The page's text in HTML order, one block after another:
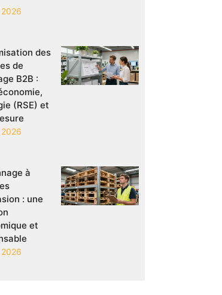
des
de
B2B :
(RSE) et
à
: une
et